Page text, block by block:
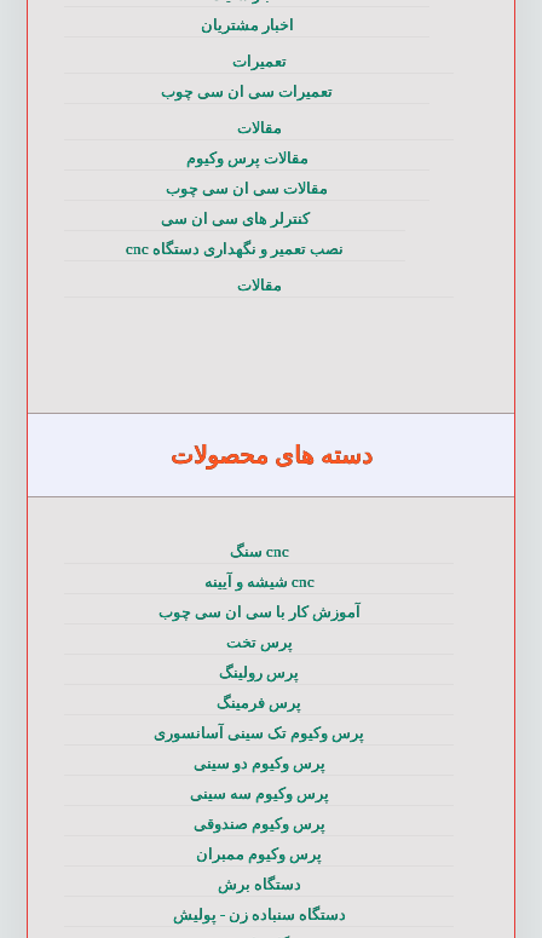
اخبار مشتریان
تعمیرات
تعمیرات سی ان سی چوب
مقالات
مقالات پرس وکیوم
مقالات سی ان سی چوب
کنترلر های سی ان سی
نصب تعمیر و نگهداری دستگاه cnc
مقالات
دسته های محصولات
cnc سنگ
cnc شیشه و آیینه
آموزش کار با سی ان سی چوب
پرس تخت
پرس رولینگ
پرس فرمینگ
پرس وکیوم تک سینی آسانسوری
پرس وکیوم دو سینی
پرس وکیوم سه سینی
پرس وکیوم صندوقی
پرس وکیوم ممبران
دستگاه برش
دستگاه سنباده زن - پولیش